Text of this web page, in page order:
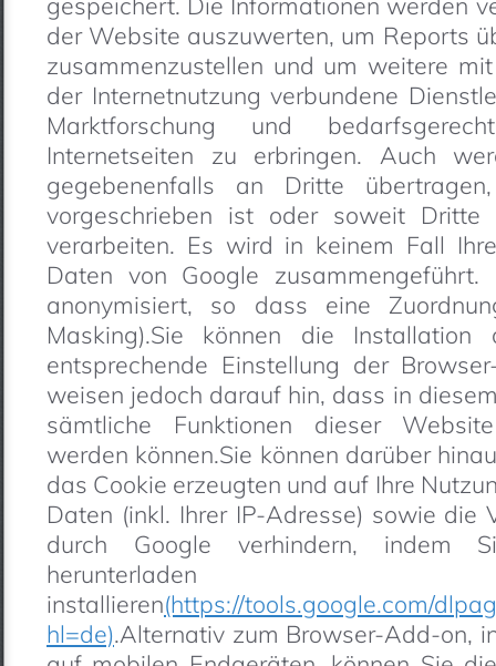
der Website auszuwerten, um Reports
zusammenzustellen und um weitere
der Internetnutzung verbundene
Marktforschung und
Internetseiten zu erbringen. Auch
gegebenenfalls an Dritte
vorgeschrieben ist oder soweit
verarbeiten. Es wird in keinem Fall
Daten von Google
anonymisiert, so dass eine
Masking).Sie können die
entsprechende Einstellung der
weisen jedoch darauf hin, dass in
sämtliche Funktionen dieser
werden können.Sie können darüber
das Cookie erzeugten und auf Ihre
Daten (inkl. Ihrer IP-Adresse) sowie die
durch Google verhindern, indem
installieren(https://tools.google.com/
hl=de).Alternativ zum Browser-Add-on,